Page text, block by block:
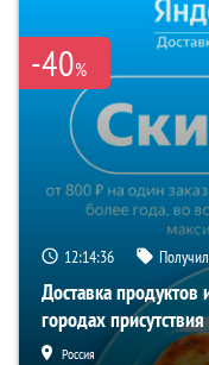
-40%
12:14:35
Доставка
городах
Россия